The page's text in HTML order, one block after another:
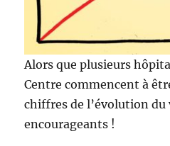
Alors que plusieurs
Centre commencent à
chiffres de l’évolution du
encourageants !